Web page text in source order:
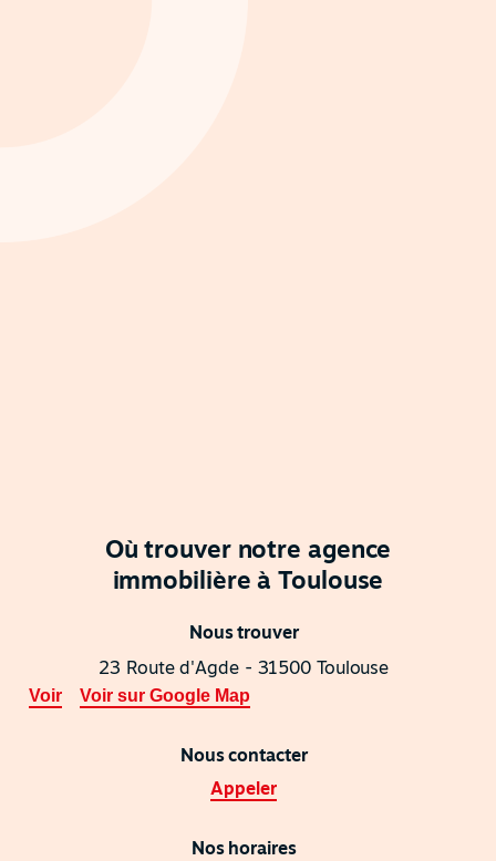
Où trouver notre agence
immobilière à Toulouse
Nous trouver
23 Route d'Agde - 31500 Toulouse
Voir Voir sur Google Map
Nous contacter
Appeler
Nos horaires